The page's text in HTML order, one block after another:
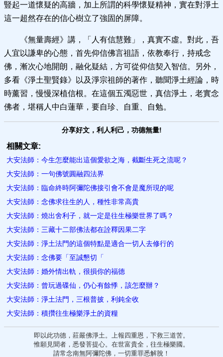
豎起一道懷疑的高牆，加上所謂的科學懷疑精神，實在對淨土
這一超然存在的信心樹立了強固的屏障。
《無量壽經》講，「人有信慧難」，真實不虛。對此，吾
人宜以謙卑的心態，首先仰信佛言祖語，依教奉行，持戒念
佛，漸次心地開朗，融化疑結，方可從仰信契入智信。另外，
多看《淨土聖賢錄》以及淨宗祖師的著作，聽聞淨土經論，時
時薰習，慢慢深植信根。在這個五濁惡世，真信淨土，老實念
佛者，堪稱人中白蓮華，要自珍、自重、自勉。
分享好文，利人利己，功德無量!
相關文章:
大安法師：今生怎麼能出這個愛欲之海，截斷生死之流呢？
大安法師：一句佛號圓融四法界
大安法師：臨命終時阿彌陀佛接引會不會是魔所現的呢
大安法師：念佛求往生的人，種性非常高貴
大安法師：燒出舍利子，就一定是往生極樂世界了嗎？
大安法師：三藏十二部佛法都在詮釋因果二字
大安法師：淨土法門的這個特點是適合一切人去修行的
大安法師：念佛要「至誠懇切「
大安法師：婚外情出軌，很損你的福德
大安法師：曾玩過碟仙，仍心有餘悸，該怎麼辦？
大安法師：淨土法門，三根普披，利鈍全收
大安法師：積攢往生極樂淨土的資糧
即以此功德，莊嚴佛淨土。上報四重恩，下救三道苦。
惟願見聞者，悉發菩提心。在世富貴全，往生極樂國。
請常念南無阿彌陀佛，一切重罪悉解脫！